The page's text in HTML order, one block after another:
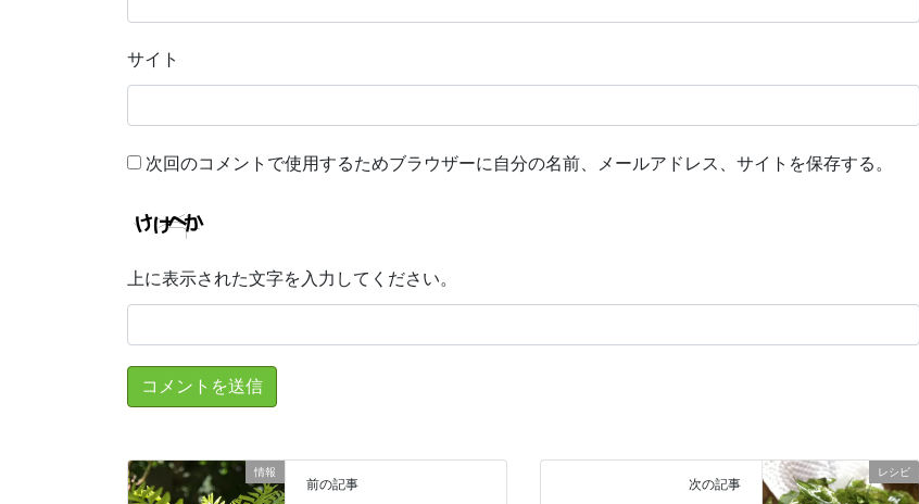
サイト
次回のコメントで使用するためブラウザーに自分の名前、メールアドレス、サイトを保存する。
上に表示された文字を入力してください。
情報
前の記事
レシピ
次の記事